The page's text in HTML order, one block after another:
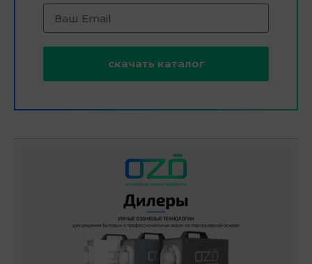
скачать каталог